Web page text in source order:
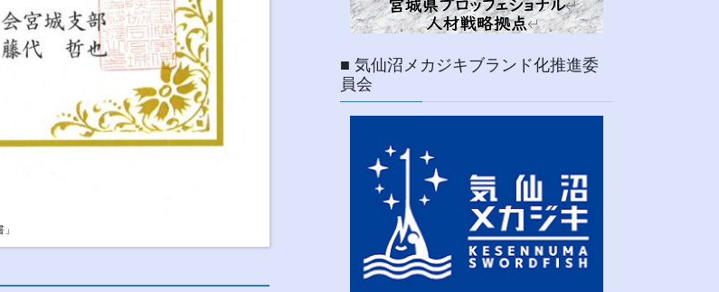
■ 気仙沼メカジキブランド化推進委
員会